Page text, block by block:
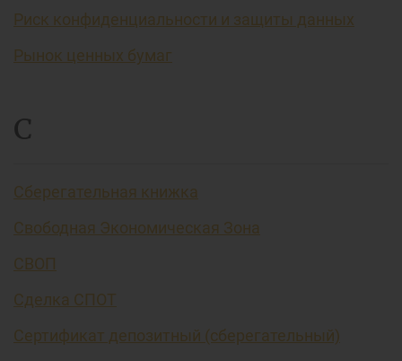
Риск конфиденциальности и защиты данных
Рынок ценных бумаг
С
Сберегательная книжка
Свободная Экономическая Зона
СВОП
Сделка СПОТ
Сертификат депозитный (сберегательный)